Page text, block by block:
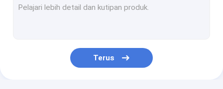
Mainan Mewah Hewan Liar
Terus